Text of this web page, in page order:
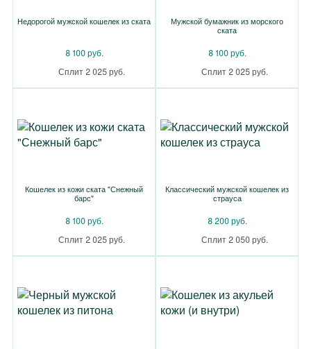
Недорогой мужской кошелек из ската
8 100 руб.
Сплит 2 025 руб.
Мужской бумажник из морского
ската
8 100 руб.
Сплит 2 025 руб.
Кошелек из кожи ската "Снежный
барс"
8 100 руб.
Сплит 2 025 руб.
Классический мужской кошелек из
страуса
8 200 руб.
Сплит 2 050 руб.